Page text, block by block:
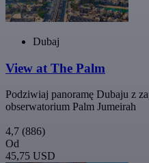
Dubaj
View at The Palm
Podziwiaj panoramę Dubaju z
obserwatorium Palm Jumeirah
4,7 (886)
Od
45,75 USD